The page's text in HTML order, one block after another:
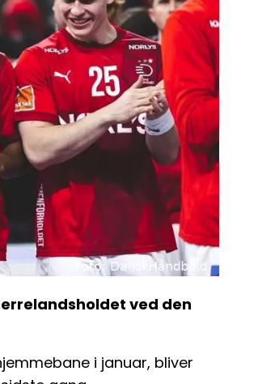
ved den
i januar, bliver